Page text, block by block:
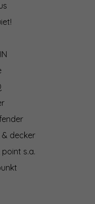
& decker
s.a.